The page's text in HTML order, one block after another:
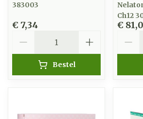
383003
€ 7,34
Bestel
Ch12
€